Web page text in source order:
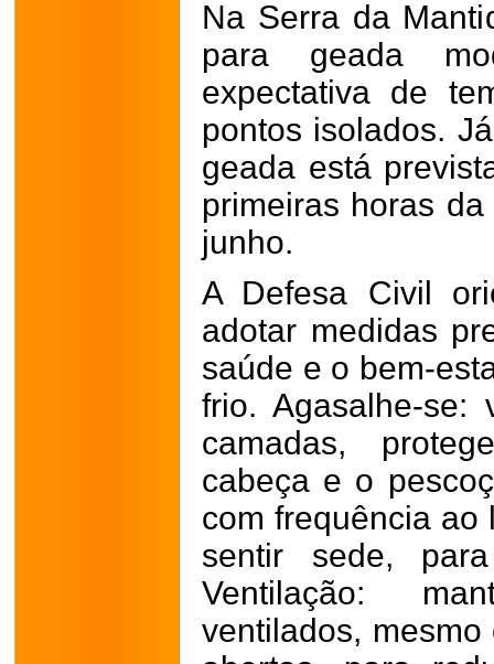
Na Serra da
para geada
expectativa de
pontos isolados.
geada está
primeiras horas
junho.
A Defesa Civil
adotar medidas
saúde e o bem-
frio. Agasalhe-se:
camadas,
cabeça e o
com frequência ao
sentir sede,
Ventilação:
ventilados,